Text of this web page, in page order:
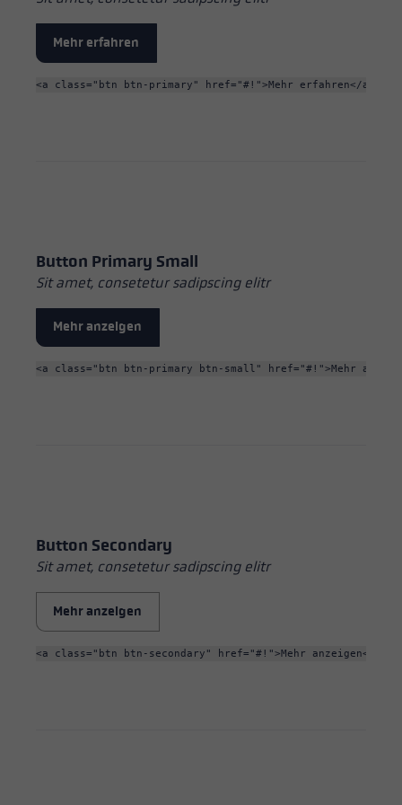
Mehr erfahren
<a class="btn btn-primary" href="#!">Mehr erfahren</a>
Button Primary Small
Sit amet, consetetur sadipscing elitr
Mehr anzeigen
<a class="btn btn-primary btn-small" href="#!">Mehr
Button Secondary
Sit amet, consetetur sadipscing elitr
Mehr anzeigen
<a class="btn btn-secondary" href="#!">Mehr anzeigen</a>